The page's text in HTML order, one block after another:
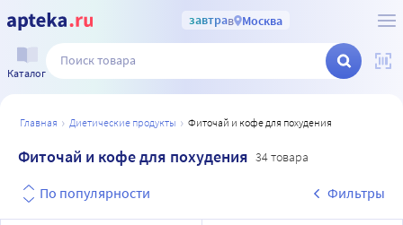
завтрав Москва
Каталог
главная диетические продукты фиточай и кофе для похудения
Фиточай и кофе для похудения 34 товара
По популярности Фильтры